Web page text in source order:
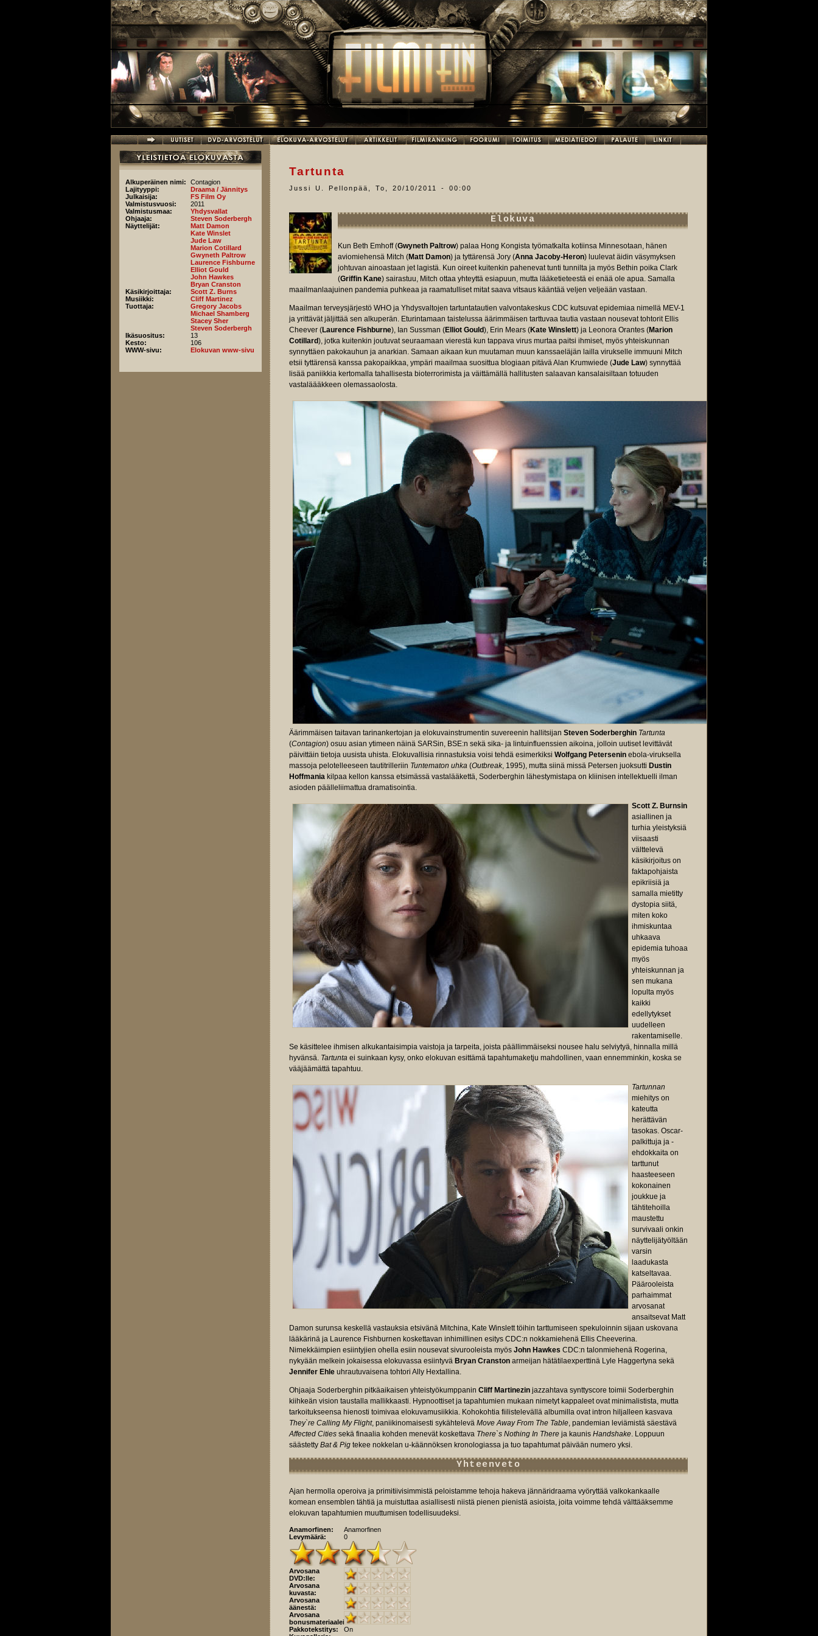
Alkuperäinen nimi:
Contagion
Lajityyppi:
Draama / Jännitys
Julkaisija:
FS Film Oy
Valmistusvuosi:
2011
Valmistusmaa:
Yhdysvallat
Ohjaaja:
Steven Soderbergh
Näyttelijät:
Matt Damon
Kate Winslet
Jude Law
Marion Cotillard
Gwyneth Paltrow
Laurence Fishburne
Elliot Gould
John Hawkes
Bryan Cranston
Käsikirjoittaja:
Scott Z. Burns
Musiikki:
Cliff Martinez
Tuottaja:
Gregory Jacobs
Michael Shamberg
Stacey Sher
Steven Soderbergh
Ikäsuositus:
13
Kesto:
106
WWW-sivu:
Elokuvan www-sivu
Tartunta
Jussi U. Pellonpää To, 20/10/2011 - 00:00
Elokuva
Kun Beth Emhoff (Gwyneth Paltrow) palaa Hong Kongista työmatkalta kotiinsa Minnesotaan, hänen
aviomiehensä Mitch (Matt Damon) ja tyttärensä Jory (Anna Jacoby-Heron) luulevat äidin väsymyksen
johtuvan ainoastaan jet lagistä. Kun oireet kuitenkin pahenevat tunti tunnilta ja myös Bethin poika Clark
(Griffin Kane) sairastuu, Mitch ottaa yhteyttä esiapuun, mutta lääketieteestä ei enää ole apua. Samalla
maailmanlaajuinen pandemia puhkeaa ja raamatulliset mitat saava vitsaus kääntää veljen veljeään vastaan.
Maailman terveysjärjestö WHO ja Yhdysvaltojen tartuntatautien valvontakeskus CDC kutsuvat epidemiaa nimellä MEV-1
ja yrittävät jäljittää sen alkuperän. Eturintamaan taistelussa äärimmäisen tarttuvaa tautia vastaan nousevat tohtorit Ellis
Cheever (Laurence Fishburne), Ian Sussman (Elliot Gould), Erin Mears (Kate Winslett) ja Leonora Orantes (Marion
Cotillard), jotka kuitenkin joutuvat seuraamaan vierestä kun tappava virus murtaa paitsi ihmiset, myös yhteiskunnan
synnyttäen pakokauhun ja anarkian. Samaan aikaan kun muutaman muun kanssaeläjän lailla virukselle immuuni Mitch
etsii tyttärensä kanssa pakopaikkaa, ympäri maailmaa suosittua blogiaan pitävä Alan Krumwiede (Jude Law) synnyttää
lisää paniikkia kertomalla tahallisesta bioterrorimista ja väittämällä hallitusten salaavan kansalaisiltaan totuuden
vastaläääkkeen olemassaolosta.
Äärimmäisen taitavan tarinankertojan ja elokuvainstrumentin suvereenin hallitsijan Steven Soderberghin Tartunta
(Contagion) osuu asian ytimeen näinä SARSin, BSE:n sekä sika- ja lintuinfluenssien aikoina, jolloin uutiset levittävät
päivittäin tietoja uusista uhista. Elokuvallisia rinnastuksia voisi tehdä esimerkiksi Wolfgang Petersenin ebola-viruksella
massoja pelotelleeseen tautitrilleriin Tuntematon uhka (Outbreak, 1995), mutta siinä missä Petersen juoksutti Dustin
Hoffmania kilpaa kellon kanssa etsimässä vastalääkettä, Soderberghin lähestymistapa on kliinisen intellektuelli ilman
asioden päälleliimattua dramatisointia.
Scott Z. Burnsin
asiallinen ja
turhia yleistyksiä
viisaasti
välttelevä
käsikirjoitus on
faktapohjaista
epikriisiä ja
samalla mietitty
dystopia siitä,
miten koko
ihmiskuntaa
uhkaava
epidemia tuhoaa
myös
yhteiskunnan ja
sen mukana
lopulta myös
kaikki
edellytykset
uudelleen
rakentamiselle.
Se käsittelee ihmisen alkukantaisimpia vaistoja ja tarpeita, joista päällimmäiseksi nousee halu selviytyä, hinnalla millä
hyvänsä. Tartunta ei suinkaan kysy, onko elokuvan esittämä tapahtumaketju mahdollinen, vaan ennemminkin, koska se
vääjäämättä tapahtuu.
Tartunnan
miehitys on
kateutta
herättävän
tasokas. Oscar-
palkittuja ja -
ehdokkaita on
tarttunut
haasteeseen
kokonainen
joukkue ja
tähtitehoilla
maustettu
survivaali onkin
näyttelijätyöltään
varsin
laadukasta
katseltavaa.
Päärooleista
parhaimmat
arvosanat
ansaitsevat Matt
Damon surunsa keskellä vastauksia etsivänä Mitchina, Kate Winslett töihin tarttumiseen spekuloinnin sijaan uskovana
lääkärinä ja Laurence Fishburnen koskettavan inhimillinen esitys CDC:n nokkamiehenä Ellis Cheeverina.
Nimekkäimpien esiintyjien ohella esiin nousevat sivurooleista myös John Hawkes CDC:n talonmiehenä Rogerina,
nykyään melkein jokaisessa elokuvassa esiintyvä Bryan Cranston armeijan hätätilaexperttinä Lyle Haggertyna sekä
Jennifer Ehle uhrautuvaisena tohtori Ally Hextallina.
Ohjaaja Soderberghin pitkäaikaisen yhteistyökumppanin Cliff Martinezin jazzahtava synttyscore toimii Soderberghin
kiihkeän vision taustalla mallikkaasti. Hypnoottiset ja tapahtumien mukaan nimetyt kappaleet ovat minimalistista, mutta
tarkoitukseensa hienosti toimivaa elokuvamusiikkia. Kohokohtia fiilistelevällä albumilla ovat intron hiljalleen kasvava
They`re Calling My Flight, paniikinomaisesti sykähtelevä Move Away From The Table, pandemian leviämistä säestävä
Affected Cities sekä finaalia kohden menevät koskettava There`s Nothing In There ja kaunis Handshake. Loppuun
säästetty Bat & Pig tekee nokkelan u-käännöksen kronologiassa ja tuo tapahtumat päivään numero yksi.
Yhteenveto
Ajan hermolla operoiva ja primitiivisimmistä peloistamme tehoja hakeva jännäridraama vyöryttää valkokankaalle
komean ensemblen tähtiä ja muistuttaa asiallisesti niistä pienen pienistä asioista, joita voimme tehdä välttääksemme
elokuvan tapahtumien muuttumisen todellisuudeksi.
Anamorfinen:
Anamorfinen
Levymäärä:
0
Arvosana
DVD:lle:
Arvosana
kuvasta:
Arvosana
äänestä:
Arvosana
bonusmateriaaleista:
Pakkotekstitys:
On